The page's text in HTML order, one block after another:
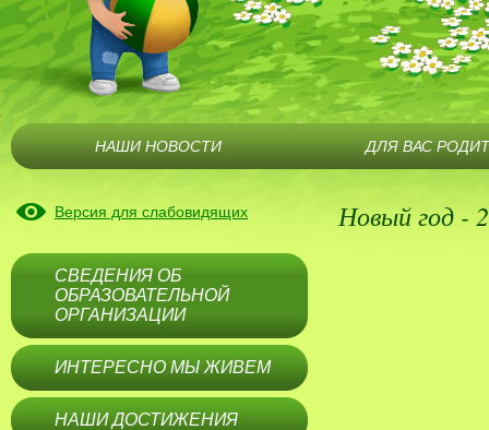
Версия для слабовидящих
СВЕДЕНИЯ ОБ
ОБРАЗОВАТЕЛЬНОЙ
ОРГАНИЗАЦИИ
ИНТЕРЕСНО МЫ ЖИВЕМ
НАШИ ДОСТИЖЕНИЯ
Новый год -
НАШИ НОВОСТИ ДЛЯ ВАС